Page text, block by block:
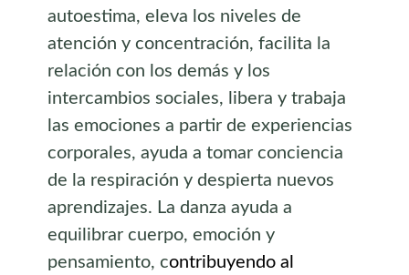
autoestima, eleva los niveles de
atención y concentración, facilita la
relación con los demás y los
intercambios sociales, libera y trabaja
las emociones a partir de experiencias
corporales, ayuda a tomar conciencia
de la respiración y despierta nuevos
aprendizajes. La danza ayuda a
equilibrar cuerpo, emoción y
pensamiento, contribuyendo al